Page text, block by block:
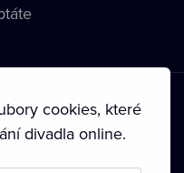
cookies, které
divadla online.